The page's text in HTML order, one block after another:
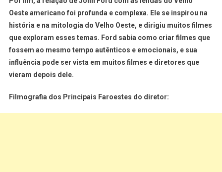
Oeste americano foi profunda e complexa. Ele se inspirou na
história e na mitologia do Velho Oeste, e dirigiu muitos filmes
que exploram esses temas. Ford sabia como criar filmes que
fossem ao mesmo tempo autênticos e emocionais, e sua
influência pode ser vista em muitos filmes e diretores que
vieram depois dele.
Filmografia dos Principais Faroestes do diretor: